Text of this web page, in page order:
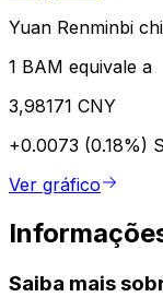
Yuan Renminbi
1 BAM equivale a
3,98171 CNY
+0.0073 (0.18%)
Ver gráfico
Saiba mais